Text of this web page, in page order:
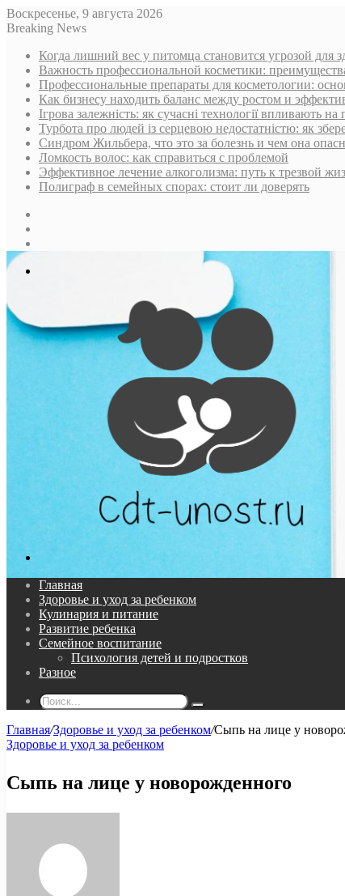
Воскресенье, 9 августа 2026
Breaking News
Когда лишний вес у питомца становится угрозой для
Важность профессиональной косметики:
Профессиональные препараты для косметологии:
Как бизнесу находить баланс между ростом и
Ігрова залежність: як сучасні технології впливають на
Турбота про людей із серцевою недостатністю: як
Синдром Жильбера, что это за болезнь и чем она
Ломкость волос: как справиться с проблемой
Эффективное лечение алкоголизма: путь к трезвой
Полиграф в семейных спорах: стоит ли доверять
Главная
Здоровье и уход за ребенком
Кулинария и питание
Развитие ребенка
Семейное воспитание
Психология детей и подростков
Разное
Поиск...
Главная/Здоровье и уход за ребенком/Сыпь на лице у
Здоровье и уход за ребенком
Сыпь на лице у новорожденного